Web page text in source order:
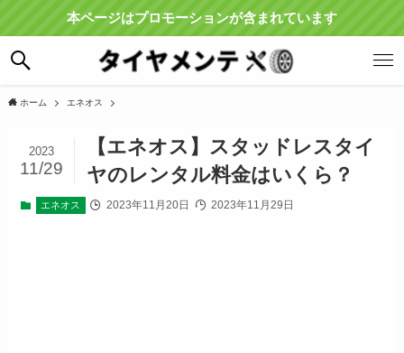
本ページはプロモーションが含まれています
ホーム エネオス
【エネオス】スタッドレスタイ
ヤのレンタル料金はいくら？
2023
11/29
エネオス 2023年11月20日 2023年11月29日